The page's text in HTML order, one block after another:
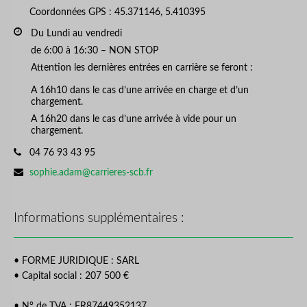
Coordonnées GPS : 45.371146, 5.410395
Du Lundi au vendredi
de 6:00 à 16:30 – NON STOP
Attention les dernières entrées en carrière se feront :
A 16h10 dans le cas d’une arrivée en charge et d’un
chargement.
A 16h20 dans le cas d’une arrivée à vide pour un
chargement.
04 76 93 43 95
sophie.adam@carrieres-scb.fr
Informations supplémentaires :
• FORME JURIDIQUE : SARL
• Capital social : 207 500 €